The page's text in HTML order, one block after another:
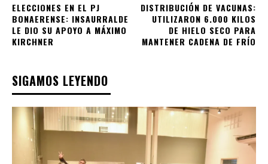
ELECCIONES EN EL PJ
BONAERENSE: INSAURRALDE
LE DIO SU APOYO A MÁXIMO
KIRCHNER
DISTRIBUCIÓN DE VACUNAS:
UTILIZARON 6.000 KILOS
DE HIELO SECO PARA
MANTENER CADENA DE FRÍO
SIGAMOS LEYENDO